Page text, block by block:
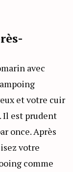
avec
et votre cuir
Il est prudent
once. Après
votre
comme